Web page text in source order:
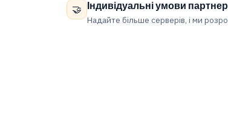
🤝 Індивідуальні умови
Надайте більше серверів, і ми